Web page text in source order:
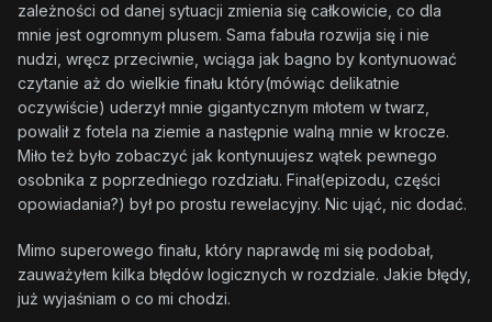
zależności od danej sytuacji zmienia się całkowicie, co dla
mnie jest ogromnym plusem. Sama fabuła rozwija się i nie
nudzi, wręcz przeciwnie, wciąga jak bagno by kontynuować
czytanie aż do wielkie finału który(mówiąc delikatnie
oczywiście) uderzył mnie gigantycznym młotem w twarz,
powalił z fotela na ziemie a następnie walną mnie w krocze.
Miło też było zobaczyć jak kontynuujesz wątek pewnego
osobnika z poprzedniego rozdziału. Finał(epizodu, części
opowiadania?) był po prostu rewelacyjny. Nic ująć, nic dodać.
Mimo superowego finału, który naprawdę mi się podobał,
zauważyłem kilka błędów logicznych w rozdziale. Jakie błędy,
już wyjaśniam o co mi chodzi.